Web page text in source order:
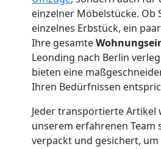
einzelner Möbelstücke. Ob
einzelnes Erbstück, ein
Ihre gesamte
Leonding nach Berlin
bieten eine
Ihren Bedürfnissen
Jeder transportierte Artikel
unserem erfahrenen Team
verpackt und gesichert,
Möbelmontage
Leonding
Leonding